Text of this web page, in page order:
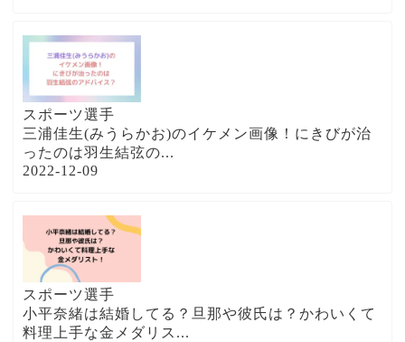
スポーツ選手
三浦佳生(みうらかお)のイケメン画像！にきびが治
ったのは羽生結弦の...
2022-12-09
スポーツ選手
小平奈緒は結婚してる？旦那や彼氏は？かわいくて
料理上手な金メダリス...